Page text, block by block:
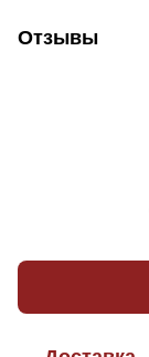
Отзывы